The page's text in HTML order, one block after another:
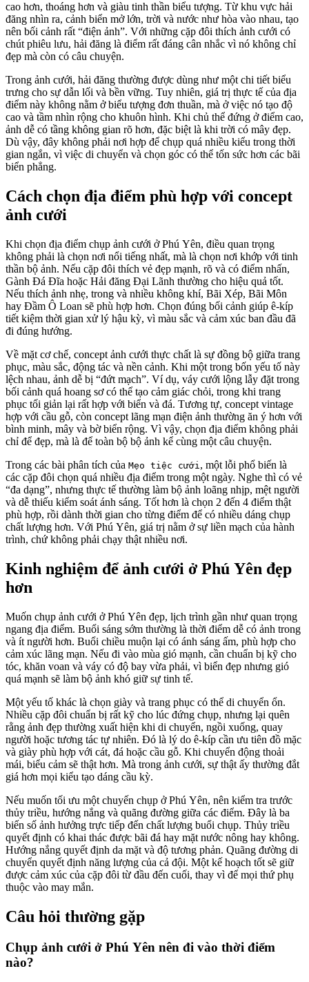
cao hơn, thoáng hơn và giàu tinh thần biểu tượng. Từ khu vực hải
đăng nhìn ra, cảnh biển mở lớn, trời và nước như hòa vào nhau, tạo
nên bối cảnh rất “điện ảnh”. Với những cặp đôi thích ảnh cưới có
chút phiêu lưu, hải đăng là điểm rất đáng cân nhắc vì nó không chỉ
đẹp mà còn có câu chuyện.
Trong ảnh cưới, hải đăng thường được dùng như một chi tiết biểu
trưng cho sự dẫn lối và bền vững. Tuy nhiên, giá trị thực tế của địa
điểm này không nằm ở biểu tượng đơn thuần, mà ở việc nó tạo độ
cao và tầm nhìn rộng cho khuôn hình. Khi chủ thể đứng ở điểm cao,
ảnh dễ có tầng không gian rõ hơn, đặc biệt là khi trời có mây đẹp.
Dù vậy, đây không phải nơi hợp để chụp quá nhiều kiểu trong thời
gian ngắn, vì việc di chuyển và chọn góc có thể tốn sức hơn các bãi
biển phẳng.
Cách chọn địa điểm phù hợp với concept
ảnh cưới
Khi chọn địa điểm chụp ảnh cưới ở Phú Yên, điều quan trọng
không phải là chọn nơi nổi tiếng nhất, mà là chọn nơi khớp với tinh
thần bộ ảnh. Nếu cặp đôi thích vẻ đẹp mạnh, rõ và có điểm nhấn,
Gành Đá Đĩa hoặc Hải đăng Đại Lãnh thường cho hiệu quả tốt.
Nếu thích ảnh nhẹ, trong và nhiều không khí, Bãi Xép, Bãi Môn
hay Đầm Ô Loan sẽ phù hợp hơn. Chọn đúng bối cảnh giúp ê-kíp
tiết kiệm thời gian xử lý hậu kỳ, vì màu sắc và cảm xúc ban đầu đã
đi đúng hướng.
Về mặt cơ chế, concept ảnh cưới thực chất là sự đồng bộ giữa trang
phục, màu sắc, động tác và nền cảnh. Khi một trong bốn yếu tố này
lệch nhau, ảnh dễ bị “đứt mạch”. Ví dụ, váy cưới lộng lẫy đặt trong
bối cảnh quá hoang sơ có thể tạo cảm giác chỏi, trong khi trang
phục tối giản lại rất hợp với biển và đá. Tương tự, concept vintage
hợp với cầu gỗ, còn concept lãng mạn điện ảnh thường ăn ý hơn với
bình minh, mây và bờ biển rộng. Vì vậy, chọn địa điểm không phải
chỉ để đẹp, mà là để toàn bộ bộ ảnh kể cùng một câu chuyện.
Trong các bài phân tích của Mẹo tiệc cưới , một lỗi phổ biến là
các cặp đôi chọn quá nhiều địa điểm trong một ngày. Nghe thì có vẻ
“đa dạng”, nhưng thực tế thường làm bộ ảnh loãng nhịp, mệt người
và dễ thiếu kiểm soát ánh sáng. Tốt hơn là chọn 2 đến 4 điểm thật
phù hợp, rồi dành thời gian cho từng điểm để có nhiều dáng chụp
chất lượng hơn. Với Phú Yên, giá trị nằm ở sự liền mạch của hành
trình, chứ không phải chạy thật nhiều nơi.
Kinh nghiệm để ảnh cưới ở Phú Yên đẹp
hơn
Muốn chụp ảnh cưới ở Phú Yên đẹp, lịch trình gần như quan trọng
ngang địa điểm. Buổi sáng sớm thường là thời điểm dễ có ảnh trong
và ít người hơn. Buổi chiều muộn lại có ánh sáng ấm, phù hợp cho
cảm xúc lãng mạn. Nếu đi vào mùa gió mạnh, cần chuẩn bị kỹ cho
tóc, khăn voan và váy có độ bay vừa phải, vì biển đẹp nhưng gió
quá mạnh sẽ làm bộ ảnh khó giữ sự tinh tế.
Một yếu tố khác là chọn giày và trang phục có thể di chuyển ổn.
Nhiều cặp đôi chuẩn bị rất kỹ cho lúc đứng chụp, nhưng lại quên
rằng ảnh đẹp thường xuất hiện khi di chuyển, ngồi xuống, quay
người hoặc tương tác tự nhiên. Đó là lý do ê-kíp cần ưu tiên đồ mặc
và giày phù hợp với cát, đá hoặc cầu gỗ. Khi chuyển động thoải
mái, biểu cảm sẽ thật hơn. Mà trong ảnh cưới, sự thật ấy thường đắt
giá hơn mọi kiểu tạo dáng cầu kỳ.
Nếu muốn tối ưu một chuyến chụp ở Phú Yên, nên kiểm tra trước
thủy triều, hướng nắng và quãng đường giữa các điểm. Đây là ba
biến số ảnh hưởng trực tiếp đến chất lượng buổi chụp. Thủy triều
quyết định có khai thác được bãi đá hay mặt nước nông hay không.
Hướng nắng quyết định da mặt và độ tương phản. Quãng đường di
chuyển quyết định năng lượng của cả đội. Một kế hoạch tốt sẽ giữ
được cảm xúc của cặp đôi từ đầu đến cuối, thay vì để mọi thứ phụ
thuộc vào may mắn.
Câu hỏi thường gặp
Chụp ảnh cưới ở Phú Yên nên đi vào thời điểm
nào?